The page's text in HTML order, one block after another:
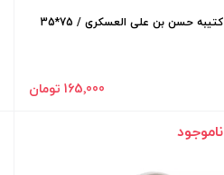
کتیبه حسن بن علی العسکری / 75*35
165٬000 تومان
ناموجود